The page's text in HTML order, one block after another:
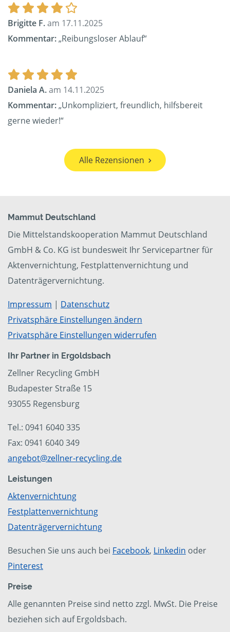
Brigitte F.am 17.11.2025
Kommentar:„Reibungsloser Ablauf“
Daniela A.am 14.11.2025
Kommentar:„Unkompliziert, freundlich, hilfsbereit
gerne wieder!“
Alle Rezensionen
Mammut Deutschland
Die Mittelstandskooperation Mammut Deutschland
GmbH & Co. KG ist bundesweit Ihr Servicepartner für
Aktenvernichtung, Festplattenvernichtung und
Datenträgervernichtung.
Impressum | Datenschutz
Privatsphäre Einstellungen ändern
Privatsphäre Einstellungen widerrufen
Ihr Partner in Ergoldsbach
Zellner Recycling GmbH
Budapester Straße 15
93055 Regensburg
Tel.: 0941 6040 335
Fax: 0941 6040 349
angebot@zellner-recycling.de
Leistungen
Aktenvernichtung
Festplattenvernichtung
Datenträgervernichtung
Besuchen Sie uns auch bei Facebook, Linkedin oder
Pinterest
Preise
Alle genannten Preise sind netto zzgl. MwSt. Die Preise
beziehen sich auf Ergoldsbach.